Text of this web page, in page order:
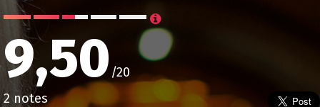
9,50 /20
2 notes